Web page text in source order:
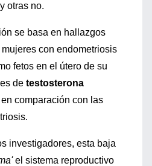
otras no.
se basa en hallazgos
con endometriosis
fetos en el útero de su
de testosterona
en comparación con las
investigadores, esta baja
el sistema reproductivo